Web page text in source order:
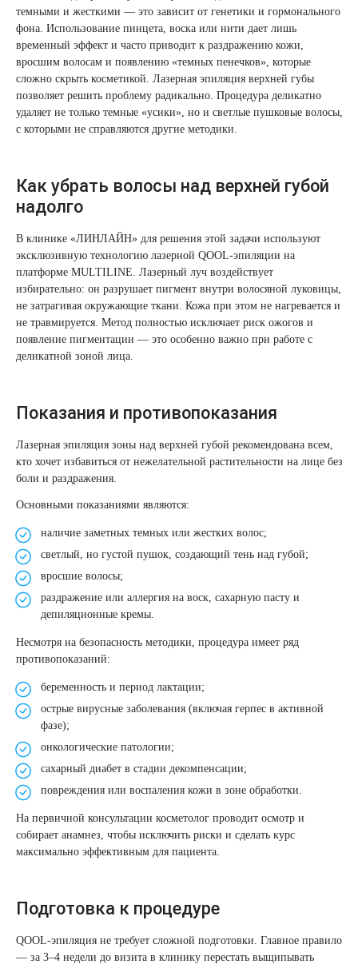
темными и жесткими — это зависит от генетики и гормонального
фона. Использование пинцета, воска или нити дает лишь
временный эффект и часто приводит к раздражению кожи,
вросшим волосам и появлению «темных пенечков», которые
сложно скрыть косметикой. Лазерная эпиляция верхней губы
позволяет решить проблему радикально. Процедура деликатно
удаляет не только темные «усики», но и светлые пушковые волосы,
с которыми не справляются другие методики.
Как убрать волосы над верхней губой
надолго
В клинике «ЛИНЛАЙН» для решения этой задачи используют
эксклюзивную технологию лазерной QOOL-эпиляции на
платформе MULTILINE. Лазерный луч воздействует
избирательно: он разрушает пигмент внутри волосяной луковицы,
не затрагивая окружающие ткани. Кожа при этом не нагревается и
не травмируется. Метод полностью исключает риск ожогов и
появление пигментации — это особенно важно при работе с
деликатной зоной лица.
Показания и противопоказания
Лазерная эпиляция зоны над верхней губой рекомендована всем,
кто хочет избавиться от нежелательной растительности на лице без
боли и раздражения.
Основными показаниями являются:
наличие заметных темных или жестких волос;
светлый, но густой пушок, создающий тень над губой;
вросшие волосы;
раздражение или аллергия на воск, сахарную пасту и
депиляционные кремы.
Несмотря на безопасность методики, процедура имеет ряд
противопоказаний:
беременность и период лактации;
острые вирусные заболевания (включая герпес в активной
фазе);
онкологические патологии;
сахарный диабет в стадии декомпенсации;
повреждения или воспаления кожи в зоне обработки.
На первичной консультации косметолог проводит осмотр и
собирает анамнез, чтобы исключить риски и сделать курс
максимально эффективным для пациента.
Подготовка к процедуре
QOOL-эпиляция не требует сложной подготовки. Главное правило
— за 3–4 недели до визита в клинику перестать выщипывать
Лечение прыщей (угревой сыпи)
Лечение гиперпигментации
Удаление веснушек
Удаление винного пятна
Лечение псориаза
Лазерный пилинг
Лазерное удаление рубцов
Удаление рубцов
Удаление новообразований
Лазерное лечение постакне
Омоложение QOOLGLOW
QOOL- омоложение
Карбоновый пилинг
Лазерное лечение ринофимы
Лазерное лечение розацеа
Интимное лазерное омоложение
Лазерная подтяжка кожи живота
Лазерная подтяжка кожи на бедрах и коленях
Лазерное омоложение груди
Therapy Pulse
Фотодинамическая терапия HELEO™
Удалить носогубные складки
Удалить перманентный макияж
Удалить рубцы
Молодую и увлажнённую кожу вокруг глаз
Вылечить расширенные поры
Избавиться от комедонов на лице
Избавиться от пигментных пятен на лице
Остановить выпадение волос
Восстановление здоровья волос
Сделать педикюр
Купить сертификат
Купить абонемент